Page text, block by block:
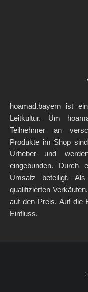
hoamad.bayern ist
Leitkultur. Um
Teilnehmer an
Produkte im Shop
Urheber und
eingebunden. Durch
Umsatz beteiligt.
qualifizierten
auf den Preis. Auf die
Einfluss.